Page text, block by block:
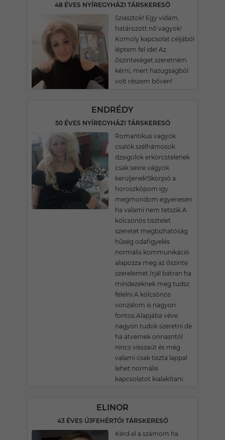
48 ÉVES NYÍREGYHÁZI TÁRSKERESŐ
Sziasztok! Egy vidám,
határozott nő vagyok!
Komoly kapcsolat céljából
léptem fel ide! Az
őszinteséget szeretném
kérni, mert hazugságból
volt részem bőven!
ENDRÉDY
50 ÉVES NYÍREGYHÁZI TÁRSKERESŐ
Romantikus vagyok
csalók szélhámosok
dzsigolok erkörcstelenek
csak sexre vágyok
kerüljenek!Skorpió a
horoszkópom igy
megmondom egyenesen
ha valami nem tetszik.A
kölcsönös tisztelet
szeretet megbizhatóság
hűség odafigyelés
normális kommunikáció
alapozza meg az őszinte
szerelemet.Írjál bátran ha
mindezeknek meg tudsz
felelni.A kölcsönös
vonzalom is nagyon
fontos.Alapjába véve
nagyon tudok szeretni de
ha átvernek onnasntól
nincs visszaút és még
valami csak tiszta lappal
lehet normális
kapcsolatot kialakÍtani.
ELINOR
43 ÉVES ÚJFEHÉRTÓI TÁRSKERESŐ
Kérd el a számom ha